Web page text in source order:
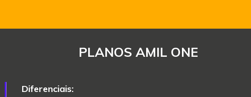
PLANOS AMIL ONE
Diferenciais: